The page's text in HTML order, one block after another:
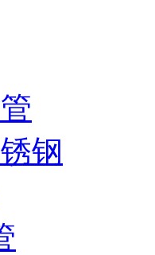
钢